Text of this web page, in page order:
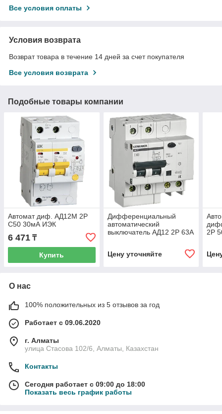
Все условия оплаты
Условия возврата
Возврат товара в течение 14 дней за счет покупателя
Все условия возврата
Подобные товары компании
Автомат диф. АД12М 2Р
С50 30мА ИЭК
6 471 ₸
Купить
Дифференциальный
автоматический
выключатель АД12 2Р 63А
Цену уточняйте
2Р
О нас
100% положительных из 5 отзывов за год
Работает с 09.06.2020
г. Алматы
улица Стасова 102/6, Алматы, Казахстан
Контакты
Сегодня работает с 09:00 до 18:00
Показать весь график работы